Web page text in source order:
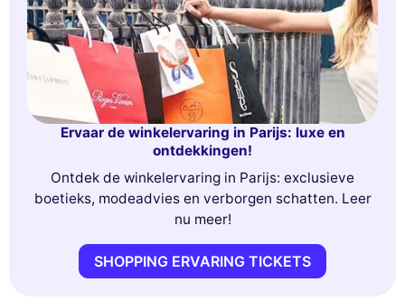
Ervaar de winkelervaring in Parijs: luxe en
ontdekkingen!
Ontdek de winkelervaring in Parijs: exclusieve
boetieks, modeadvies en verborgen schatten. Leer
nu meer!
SHOPPING ERVARING TICKETS